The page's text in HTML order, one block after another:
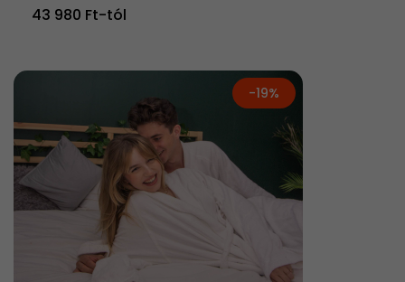
43 980 Ft-tól
-19%